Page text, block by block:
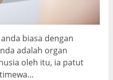
biasa dengan
adalah organ
oleh itu, ia patut